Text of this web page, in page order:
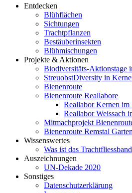
Entdecken
Blühflächen
Sichtungen
Trachtpflanzen
Bestäuberinsekten
Blühmischungen
Projekte & Aktionen
Biodiversitäts-Aktionstage
StreuobstDiversity in
Bienenroute
Bienenroute Reallabore
Reallabor Kernen im
Reallabor Weissach
Mitmachprojekt
Bienenroute Remstal
Wissenswertes
Was ist das
Auszeichnungen
UN-Dekade 2020
Sonstiges
Datenschutzerklärung